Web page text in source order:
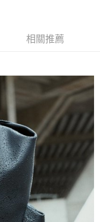
相關推薦